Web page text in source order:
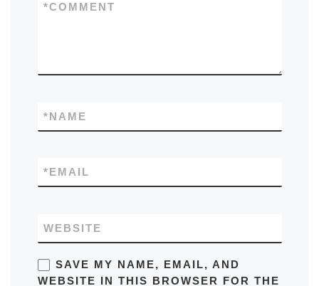
COMMENT
*
NAME
*
EMAIL
*
WEBSITE
SAVE MY NAME, EMAIL, AND
WEBSITE IN THIS BROWSER FOR THE